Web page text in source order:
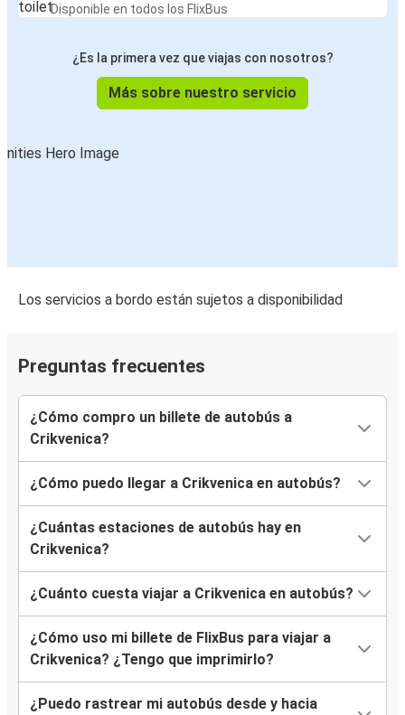
Disponible en todos los FlixBus
¿Es la primera vez que viajas con nosotros?
Más sobre nuestro servicio
Los servicios a bordo están sujetos a disponibilidad
Preguntas frecuentes
¿Cómo compro un billete de autobús a
Crikvenica?
¿Cómo puedo llegar a Crikvenica en autobús?
¿Cuántas estaciones de autobús hay en
Crikvenica?
¿Cuánto cuesta viajar a Crikvenica en autobús?
¿Cómo uso mi billete de FlixBus para viajar a
Crikvenica? ¿Tengo que imprimirlo?
¿Puedo rastrear mi autobús desde y hacia